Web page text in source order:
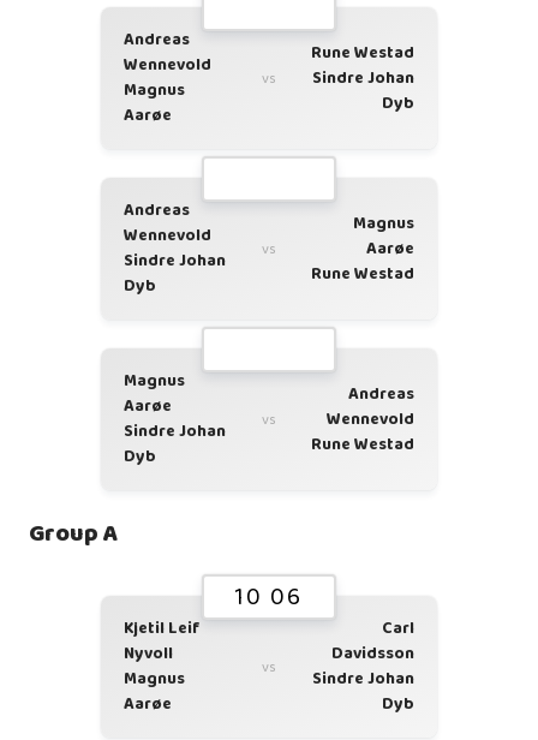
Andreas
Wennevold
Magnus
Aarøe
vs
Rune Westad
Sindre Johan
Dyb
Andreas
Wennevold
Sindre Johan
Dyb
vs
Magnus
Aarøe
Rune Westad
Magnus
Aarøe
Sindre Johan
Dyb
vs
Andreas
Wennevold
Rune Westad
Group A
10 06
Kjetil Leif
Nyvoll
Magnus
Aarøe
vs
Carl
Davidsson
Sindre Johan
Dyb